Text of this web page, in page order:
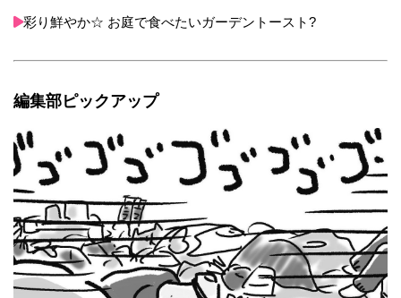
彩り鮮やか☆ お庭で食べたいガーデントースト?
編集部ピックアップ